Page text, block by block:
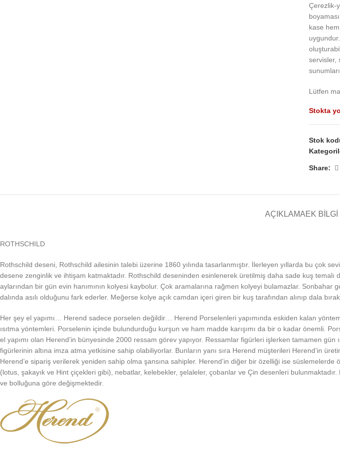
Çerezlik-
kase
servisler,
Lütfen
Stokta
Stok
Share:
AÇIKLAMAEK BILGI
ROTHSCHILD
Rothschild deseni, Rothschild ailesinin talebi üzerine 1860 yılında tasarlanmıştır. İlerleyen yıllarda bu çok
desene zenginlik ve ihtişam katmaktadır. Rothschild deseninden esinlenerek üretilmiş daha sade kuş
aylarından bir gün evin hanımının kolyesi kaybolur. Çok aramalarına rağmen kolyeyi bulamazlar. Sonbahar
dalında asılı olduğunu fark ederler. Meğerse kolye açık camdan içeri giren bir kuş tarafından alınıp dala
Her şey el yapımı… Herend sadece porselen değildir… Herend Porselenleri yapımında eskiden kalan
ısıtma yöntemleri. Porselenin içinde bulundurduğu kurşun ve ham madde karışımı da bir o kadar önemli.
el yapımı olan Herend’in bünyesinde 2000 ressam görev yapıyor. Ressamlar figürleri işlerken tamamen gün
figürlerinin altına imza atma yetkisine sahip olabiliyorlar. Bunların yanı sıra Herend müşterileri Herend’in
Herend’e sipariş verilerek yeniden sahip olma şansına sahipler. Herend’in diğer bir özelliği ise
(lotus, şakayık ve Hint çiçekleri gibi), nebatlar, kelebekler, şelaleler, çobanlar ve Çin desenleri
ve bolluğuna göre değişmektedir.